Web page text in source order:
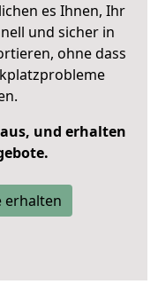
es Ihnen, Ihr
und sicher in
ohne dass
und erhalten
erhalten